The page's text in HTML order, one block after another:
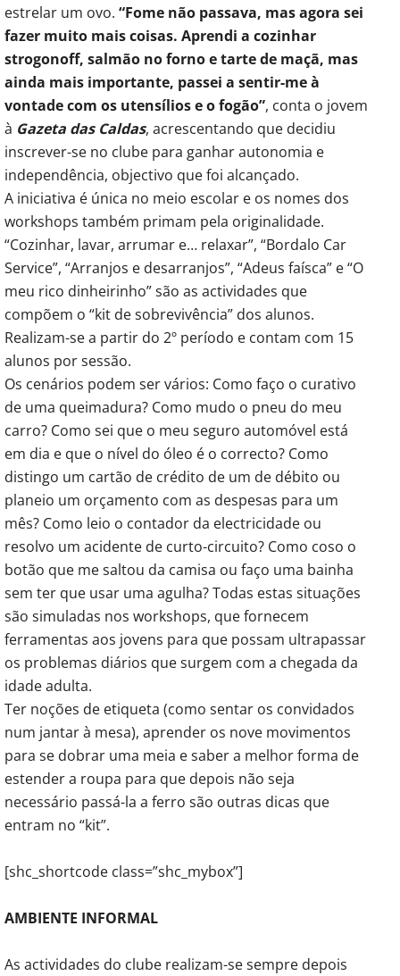
estrelar um ovo. “Fome não passava, mas agora sei
fazer muito mais coisas. Aprendi a cozinhar
strogonoff, salmão no forno e tarte de maçã, mas
ainda mais importante, passei a sentir-me à
vontade com os utensílios e o fogão”, conta o jovem
à Gazeta das Caldas, acrescentando que decidiu
inscrever-se no clube para ganhar autonomia e
independência, objectivo que foi alcançado.
A iniciativa é única no meio escolar e os nomes dos
workshops também primam pela originalidade.
“Cozinhar, lavar, arrumar e… relaxar”, “Bordalo Car
Service”, “Arranjos e desarranjos”, “Adeus faísca” e “O
meu rico dinheirinho” são as actividades que
compõem o “kit de sobrevivência” dos alunos.
Realizam-se a partir do 2º período e contam com 15
alunos por sessão.
Os cenários podem ser vários: Como faço o curativo
de uma queimadura? Como mudo o pneu do meu
carro? Como sei que o meu seguro automóvel está
em dia e que o nível do óleo é o correcto? Como
distingo um cartão de crédito de um de débito ou
planeio um orçamento com as despesas para um
mês? Como leio o contador da electricidade ou
resolvo um acidente de curto-circuito? Como coso o
botão que me saltou da camisa ou faço uma bainha
sem ter que usar uma agulha? Todas estas situações
são simuladas nos workshops, que fornecem
ferramentas aos jovens para que possam ultrapassar
os problemas diários que surgem com a chegada da
idade adulta.
Ter noções de etiqueta (como sentar os convidados
num jantar à mesa), aprender os nove movimentos
para se dobrar uma meia e saber a melhor forma de
estender a roupa para que depois não seja
necessário passá-la a ferro são outras dicas que
entram no “kit”.
[shc_shortcode class=”shc_mybox”]
AMBIENTE INFORMAL
As actividades do clube realizam-se sempre depois